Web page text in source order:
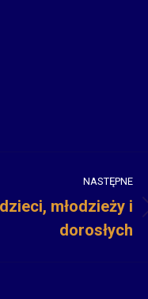
NASTĘPNE
młodzieży i
dorosłych